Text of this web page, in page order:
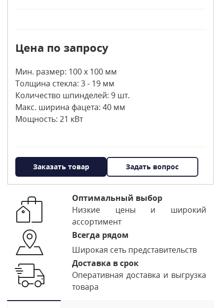
Цена по запросу
Мин. размер: 100 х 100 мм
Толщина стекла: 3 - 19 мм
Количество шпинделей: 9 шт.
Макс. ширина фацета: 40 мм
Мощность: 21 кВт
Заказать товар Задать вопрос
Оптимальный выбор
Низкие цены и широкий
ассортимент
Всегда рядом
Широкая сеть представительств
Доставка в срок
Оперативная доставка и выгрузка
товара